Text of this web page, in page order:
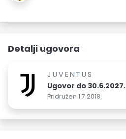
Detalji ugovora
JUVENTUS
Ugovor do 30.6.2027.
Pridružen 1.7.2018.